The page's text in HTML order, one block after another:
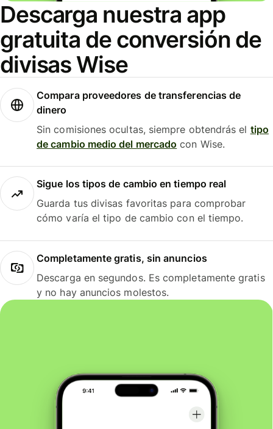
Descarga nuestra app
gratuita de conversión de
divisas Wise
Compara proveedores de transferencias de
dinero
Sin comisiones ocultas, siempre obtendrás el tipo
de cambio medio del mercado con Wise.
Sigue los tipos de cambio en tiempo real
Guarda tus divisas favoritas para comprobar
cómo varía el tipo de cambio con el tiempo.
Completamente gratis, sin anuncios
Descarga en segundos. Es completamente gratis
y no hay anuncios molestos.